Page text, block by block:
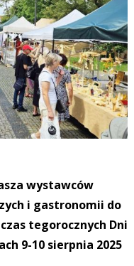
wystawców
i gastronomii do
tegorocznych Dni
9-10 sierpnia 2025